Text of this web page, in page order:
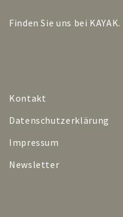
Finden Sie uns bei KAYAK.
Kontakt
Datenschutzerklärung
Impressum
Newsletter